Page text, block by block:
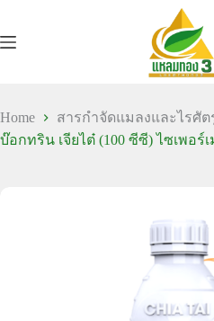
Home
สารกำจัดแมลงและไรศั
บ๊อกทริน เจียไต๋ (100 ซีซี) ไซเพอร์